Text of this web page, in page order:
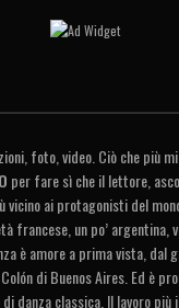
foto, video. Ciò che più
per fare sì che il lettore,
vicino ai protagonisti del
francese, un po’ argentina,
è amore a prima vista, dal
di Buenos Aires. Ed è
danza classica. Il lavoro più